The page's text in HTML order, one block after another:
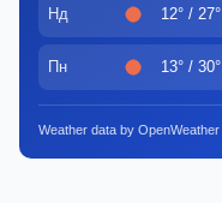
Нд 12° / 27°
Пн 13° / 30°
Weather data by OpenWeather